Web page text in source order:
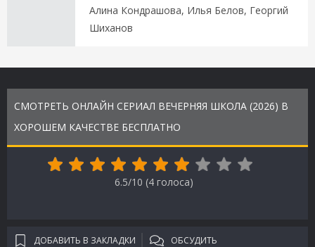
Алина Кондрашова, Илья Белов, Георгий
Шиханов
СМОТРЕТЬ ОНЛАЙН СЕРИАЛ ВЕЧЕРНЯЯ ШКОЛА (2026) В
ХОРОШЕМ КАЧЕСТВЕ БЕСПЛАТНО
6.5/10 (4 голоса)
ДОБАВИТЬ В ЗАКЛАДКИ ОБСУДИТЬ